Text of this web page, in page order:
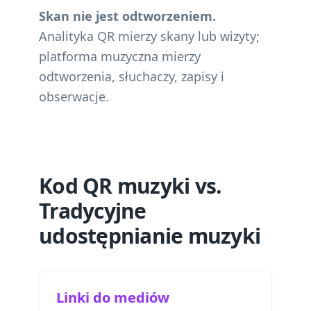
Skan nie jest odtworzeniem.
Analityka QR mierzy skany lub wizyty;
platforma muzyczna mierzy
odtworzenia, słuchaczy, zapisy i
obserwacje.
Kod QR muzyki vs.
Tradycyjne
udostępnianie muzyki
Linki do mediów